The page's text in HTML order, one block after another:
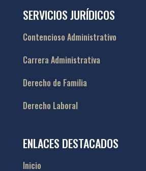
SERVICIOS JURÍDICOS
Contencioso Administrativo
Carrera Administrativa
Derecho de Familia
Derecho Laboral
ENLACES DESTACADOS
Inicio